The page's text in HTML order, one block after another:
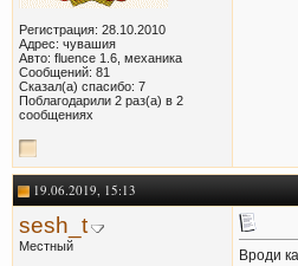
Регистрация: 28.10.2010
Адрес: чувашия
Авто: fluence 1.6, механика
Сообщений: 81
Сказал(а) спасибо: 7
Поблагодарили 2 раз(а) в 2
сообщениях
19.06.2019, 15:13
sesh_t
Местный
Вроди